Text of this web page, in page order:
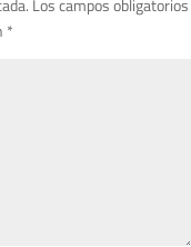
Los campos obligatorios
*